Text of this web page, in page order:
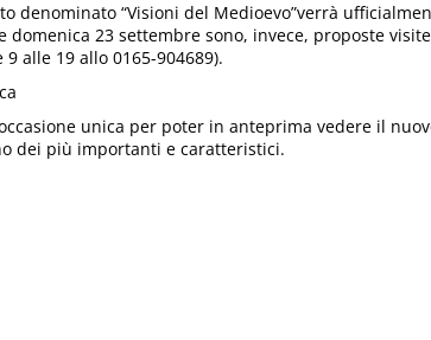
denominato “Visioni del Medioevo”verrà
domenica 23 settembre sono, invece, proposte
alle 19 allo 0165-904689).
unica per poter in anteprima vedere il
dei più importanti e caratteristici.